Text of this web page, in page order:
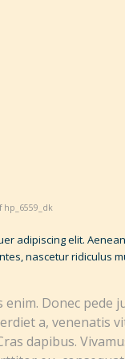
hp_6559_dk
adipiscing elit.
nascetur ridiculus
enim. Donec
a, venenatis
dapibus.